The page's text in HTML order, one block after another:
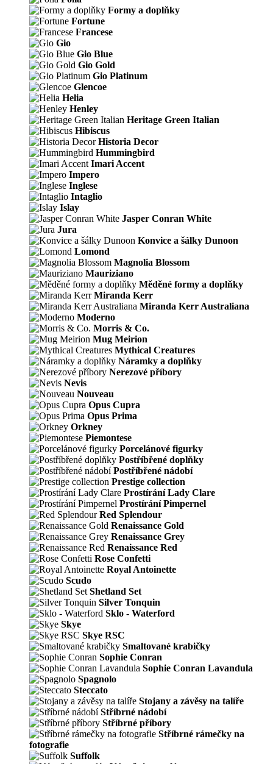
Formy a doplňky
Fortune
Francese
Gio
Gio Blue
Gio Gold
Gio Platinum
Glencoe
Helia
Henley
Heritage Green Italian
Hibiscus
Historia Decor
Hummingbird
Imari Accent
Impero
Inglese
Intaglio
Islay
Jasper Conran White
Jura
Konvice a šálky Dunoon
Lomond
Magnolia Blossom
Mauriziano
Měděné formy a doplňky
Miranda Kerr
Miranda Kerr Australiana
Moderno
Morris & Co.
Mug Meirion
Mythical Creatures
Náramky a doplňky
Nerezové příbory
Nevis
Nouveau
Opus Cupra
Opus Prima
Orkney
Piemontese
Porcelánové figurky
Postříbřené doplňky
Postříbřené nádobí
Prestige collection
Prostírání Lady Clare
Prostírání Pimpernel
Red Splendour
Renaissance Gold
Renaissance Grey
Renaissance Red
Rose Confetti
Royal Antoinette
Scudo
Shetland Set
Silver Tonquin
Sklo - Waterford
Skye
Skye RSC
Smaltované krabičky
Sophie Conran
Sophie Conran Lavandula
Spagnolo
Steccato
Stojany a závěsy na talíře
Stříbrné nádobí
Stříbrné příbory
Stříbrné rámečky na
fotografie
Suffolk